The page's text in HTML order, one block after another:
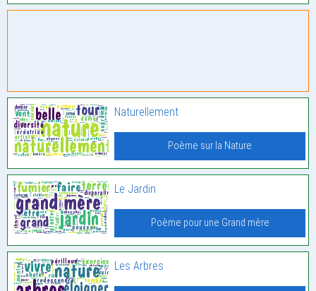
Naturellement
Poème sur la Nature
Le Jardin
Poème pour une Grand mère
Les Arbres